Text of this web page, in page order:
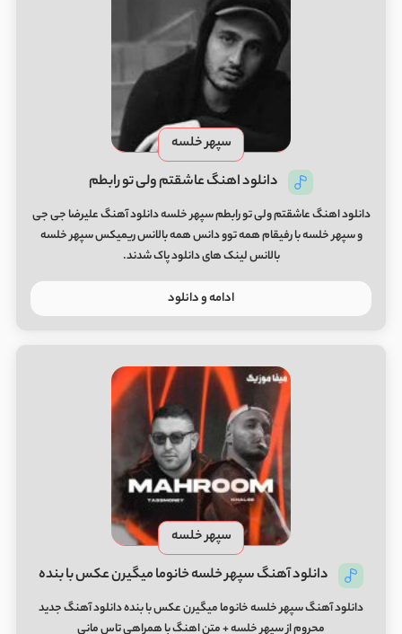
سپهر خلسه
دانلود اهنگ عاشقتم ولی تو رابطم
دانلود اهنگ عاشقتم ولی تو رابطم سپهر خلسه دانلود آهنگ علیرضا جی جی
و سپهر خلسه با رفیقام همه توو دانس همه بالانس ریمیکس سپهر خلسه
بالانس لینک های دانلود پاک شدند.
ادامه و دانلود
سپهر خلسه
دانلود آهنگ سپهر خلسه خانوما میگیرن عکس با بنده
دانلود آهنگ سپهر خلسه خانوما میگیرن عکس با بنده دانلود آهنگ جدید
محروم از سپهر خلسه + متن اهنگ با همراهی تاس مانی